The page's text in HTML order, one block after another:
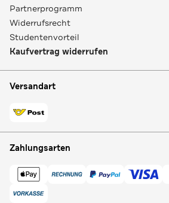
Partnerprogramm
Widerrufsrecht
Studentenvorteil
Kaufvertrag widerrufen
Versandart
Zahlungsarten